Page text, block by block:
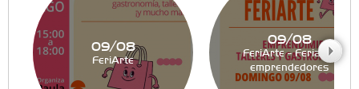
09/08
FeriArte
09/08
FeriArte - Feria de
emprendedores